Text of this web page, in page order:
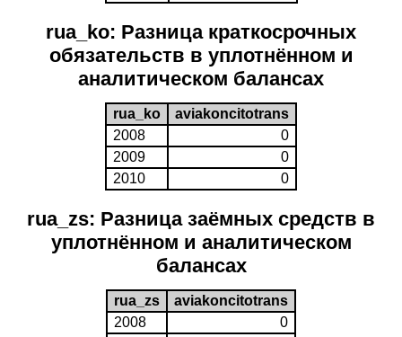
rua_ko: Разница краткосрочных
обязательств в уплотнённом и
аналитическом балансах
rua_ko
aviakoncitotrans
2008
0
2009
0
2010
0
rua_zs: Разница заёмных средств в
уплотнённом и аналитическом
балансах
rua_zs
aviakoncitotrans
2008
0